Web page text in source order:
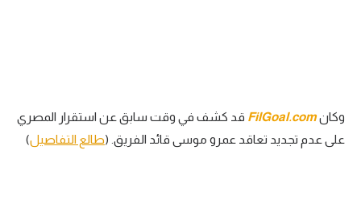
فيديو في الجولوكانFilGoal.com قد كشف في وقت سابق عن استقرار المصري
على عدم تجديد تعاقد عمرو موسى قائد الفريق. (طالع التفاصيل)